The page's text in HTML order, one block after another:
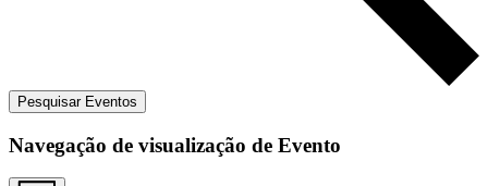
Pesquisar Eventos
Navegação de visualização de Evento